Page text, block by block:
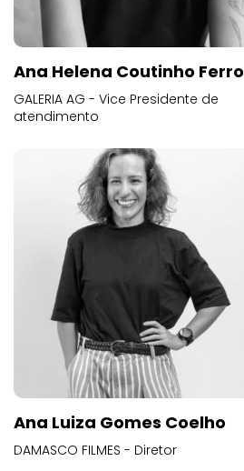
Ana Helena Coutinho Ferro
GALERIA AG - Vice Presidente de
atendimento
Ana Luiza Gomes Coelho
DAMASCO FILMES - Diretor